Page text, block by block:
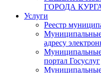
ГОРОДА
Услуги
Реестр
Муниципальные
адресу
Муниципальные
портал Госуслуг
Муниципальные